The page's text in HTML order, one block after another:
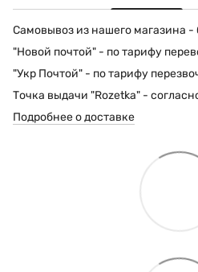
Самовывоз из нашего магазина -
"Новой почтой" - по тарифу
"Укр Почтой" - по тарифу
Точка выдачи "Rozetka" -
Подробнее о доставке